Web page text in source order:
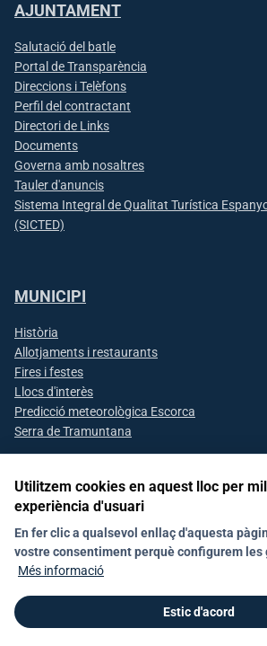
AJUNTAMENT
Salutació del batle
Portal de Transparència
Direccions i Telèfons
Perfil del contractant
Directori de Links
Documents
Governa amb nosaltres
Tauler d'anuncis
Sistema Integral de Qualitat Turística
(SICTED)
MUNICIPI
Història
Allotjaments i restaurants
Fires i festes
Llocs d'interès
Predicció meteorològica Escorca
Serra de Tramuntana
Segueix-nos a les xarxes socials
Avís LegalMapa web
Utilitzem cookies en aquest lloc per
experiència d'usuari
En fer clic a qualsevol enllaç d'aquesta
vostre consentiment perquè configurem les
Més informació
Estic d'acord